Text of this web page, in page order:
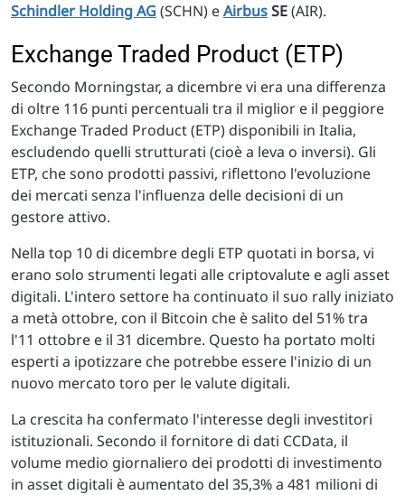
Schindler Holding AG(SCHN) eAirbusSE(AIR).
Exchange Traded Product (ETP)
Secondo Morningstar, a dicembre vi era una differenza
di oltre 116 punti percentuali tra il miglior e il peggiore
Exchange Traded Product (ETP) disponibili in Italia,
escludendo quelli strutturati (cioè a leva o inversi). Gli
ETP, che sono prodotti passivi, riflettono l'evoluzione
dei mercati senza l'influenza delle decisioni di un
gestore attivo.
Nella top 10 di dicembre degli ETP quotati in borsa, vi
erano solo strumenti legati alle criptovalute e agli asset
digitali. L'intero settore ha continuato il suo rally iniziato
a metà ottobre, con il Bitcoin che è salito del 51% tra
l'11 ottobre e il 31 dicembre. Questo ha portato molti
esperti a ipotizzare che potrebbe essere l'inizio di un
nuovo mercato toro per le valute digitali.
La crescita ha confermato l'interesse degli investitori
istituzionali. Secondo il fornitore di dati CCData, il
volume medio giornaliero dei prodotti di investimento
in asset digitali è aumentato del 35,3% a 481 milioni di